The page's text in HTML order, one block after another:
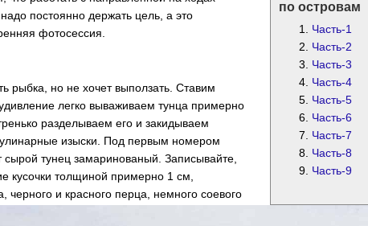
по островам
Часть-1
Часть-2
Часть-3
Часть-4
Часть-5
Часть-6
Часть-7
Часть-8
Часть-9
постоянно держать цель, а это
фотосессия.
рыбка, но не хочет выползать. Ставим
легко вываживаем тунца примерно
разделываем его и закидываем
изыски. Под первым номером
тунец замаринованый. Записывайте,
кусочки толщиной примерно 1 см,
черного и красного перца, немного соевого